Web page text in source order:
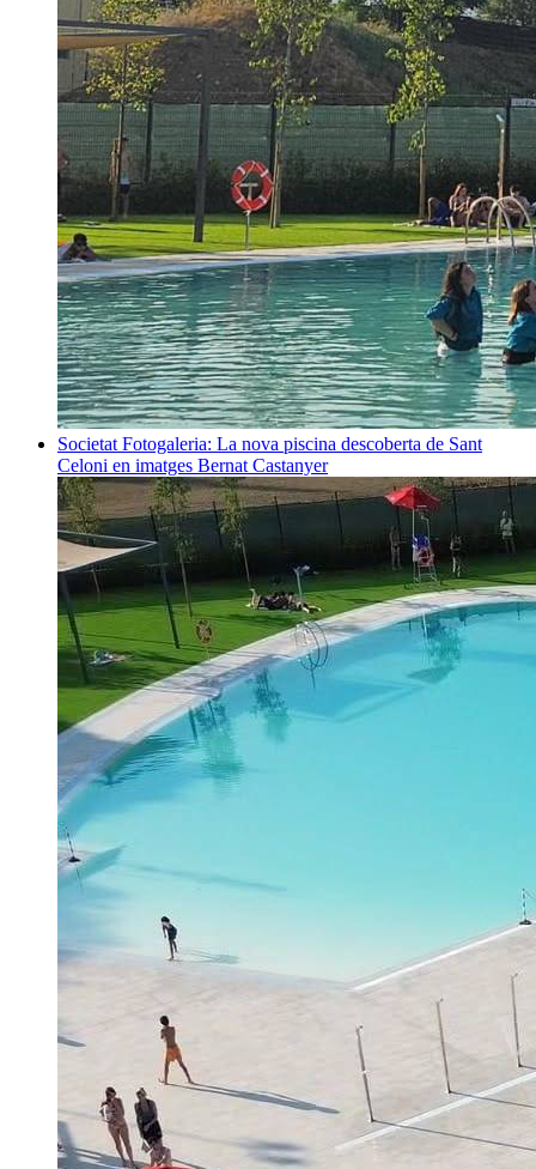
Societat Fotogaleria: La nova piscina descoberta de Sant
Celoni en imatges Bernat Castanyer